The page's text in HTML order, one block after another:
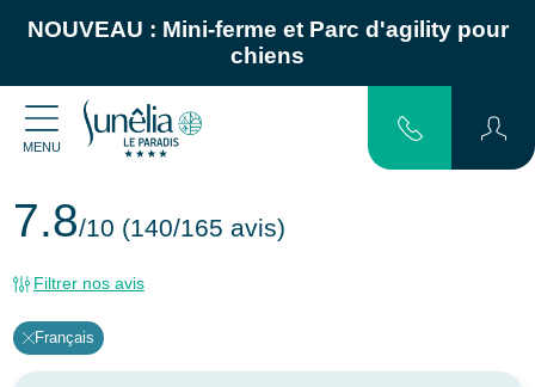
NOUVEAU : Mini-ferme et Parc d'agility pour
chiens
MENU
7.8/10 (140/165 avis)
Filtrer nos avis
Français